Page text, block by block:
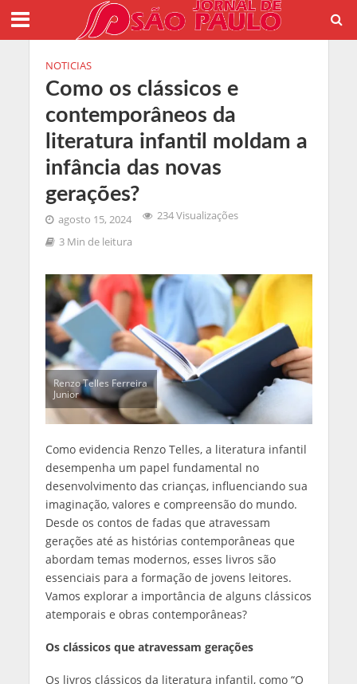
NOTICIAS
Como os clássicos e
contemporâneos da
literatura infantil moldam a
infância das novas
gerações?
agosto 15, 2024
234 Visualizações
3 Min de leitura
Renzo Telles Ferreira
Junior
Como evidencia Renzo Telles, a literatura infantil
desempenha um papel fundamental no
desenvolvimento das crianças, influenciando sua
imaginação, valores e compreensão do mundo.
Desde os contos de fadas que atravessam
gerações até as histórias contemporâneas que
abordam temas modernos, esses livros são
essenciais para a formação de jovens leitores.
Vamos explorar a importância de alguns clássicos
atemporais e obras contemporâneas?
Os clássicos que atravessam gerações
Os livros clássicos da literatura infantil, como “O